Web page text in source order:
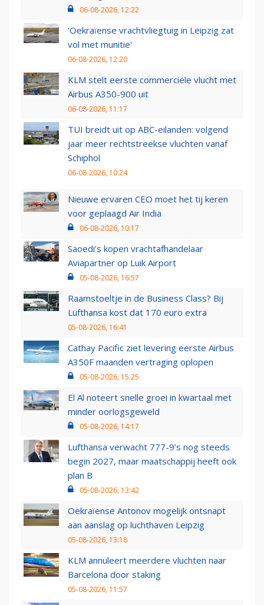
06-08-2026, 12:22
'Oekraïense vrachtvliegtuig in Leipzig zat
vol met munitie'
06-08-2026, 12:20
KLM stelt eerste commerciële vlucht met
Airbus A350-900 uit
06-08-2026, 11:17
TUI breidt uit op ABC-eilanden: volgend
jaar meer rechtstreekse vluchten vanaf
Schiphol
06-08-2026, 10:24
Nieuwe ervaren CEO moet het tij keren
voor geplaagd Air India
06-08-2026, 10:17
Saoedi’s kopen vrachtafhandelaar
Aviapartner op Luik Airport
05-08-2026, 16:57
Raamstoeltje in de Business Class? Bij
Lufthansa kost dat 170 euro extra
05-08-2026, 16:41
Cathay Pacific ziet levering eerste Airbus
A350F maanden vertraging oplopen
05-08-2026, 15:25
El Al noteert snelle groei in kwartaal met
minder oorlogsgeweld
05-08-2026, 14:17
Lufthansa verwacht 777-9’s nog steeds
begin 2027, maar maatschappij heeft ook
plan B
05-08-2026, 13:42
Oekraïense Antonov mogelijk ontsnapt
aan aanslag op luchthaven Leipzig
05-08-2026, 13:18
KLM annuleert meerdere vluchten naar
Barcelona door staking
05-08-2026, 11:57